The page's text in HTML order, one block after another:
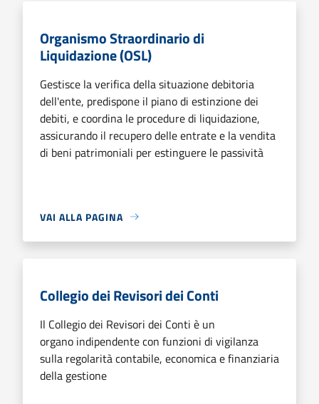
Organismo Straordinario di
Liquidazione (OSL)
Gestisce la verifica della situazione debitoria
dell'ente, predispone il piano di estinzione dei
debiti, e coordina le procedure di liquidazione,
assicurando il recupero delle entrate e la vendita
di beni patrimoniali per estinguere le passività
VAI ALLA PAGINA
Collegio dei Revisori dei Conti
Il Collegio dei Revisori dei Conti è un
organo indipendente con funzioni di vigilanza
sulla regolarità contabile, economica e finanziaria
della gestione